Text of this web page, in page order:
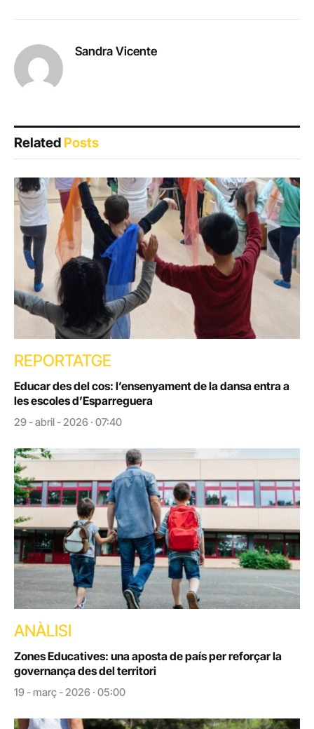
Sandra Vicente
RelatedPosts
REPORTATGE
Educar des del cos: l’ensenyament de la dansa entra a
les escoles d’Esparreguera
29 - abril - 2026 · 07:40
ANÀLISI
Zones Educatives: una aposta de país per reforçar la
governança des del territori
19 - març - 2026 · 05:00